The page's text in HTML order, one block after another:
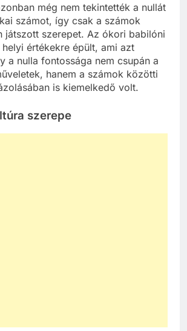
még nem tekintették a nullát
számot, így csak a számok
játszott szerepet. Az ókori babilóni
értékekre épült, ami azt
a nulla fontossága nem csupán a
hanem a számok közötti
is kiemelkedő volt.
szerepe